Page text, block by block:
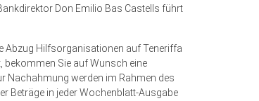
Don Emilio Bas Castells führt
Abzug Hilfsorganisationen auf Teneriffa
bekommen Sie auf Wunsch eine
Nachahmung werden im Rahmen des
Beträge in jeder Wochenblatt-Ausgabe